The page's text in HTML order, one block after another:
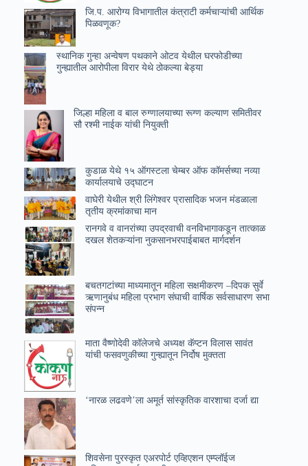
जि.प. आरोग्य विभागातील कंत्राटी कर्मचाऱ्यांची आर्थिक
पिळवणूक?
स्थानिक गुन्हा अन्वेषण पथकाने ओटव येथील घरफोडीच्या
गुन्ह्यातील आरोपीला विरार येथे ठोकल्या बेड्या
जिल्हा महिला व बाल रुग्णालयाच्या रूग्ण कल्याण समितीवर
सौ रश्मी नाईक यांची नियुक्ती
कुडाळ येथे १५ ऑगस्टला चेम्बर ऑफ कॉमर्सच्या नव्या
कार्यालयाचे उ‌द्घाटन
वाघेरी येथील श्री लिंगेश्वर प्रासादिक भजन मंडळाला
तृतीय क्रमांकाचा मान
रानगवे व वानरांच्या उपद्रवाची वनविभागाकडून तात्काळ
दखल शेतकऱ्यांना नुकसानभरपाईबाबत मार्गदर्शन
बचतगटांच्या माध्यमातून महिला सक्षमीकरण –दिपक सुर्वे
ऋणानुबंध महिला प्रभाग संघाची वार्षिक सर्वसाधारण सभा
संपन्न
माता वैष्णोदेवी कॉलेजचे अध्यक्ष कॅप्टन विलास सावंत
यांची फसवणुकीच्या गुन्ह्यातून निर्दोष मुक्तता
‘नारळ लढवणे’ला अमूर्त सांस्कृतिक वारशाचा दर्जा द्या
शिवसेना पुरस्कृत एअरपोर्ट एव्हिएशन एम्प्लॉईज